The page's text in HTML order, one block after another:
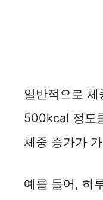
일반적으로
500kcal 정도
체중 증가가
예를 들어, 하